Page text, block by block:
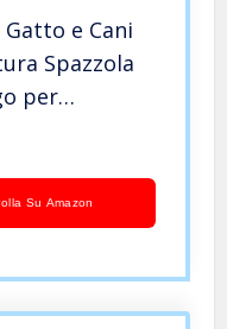
Gatto e Cani
Spazzola
per
Morto e
Su Amazon